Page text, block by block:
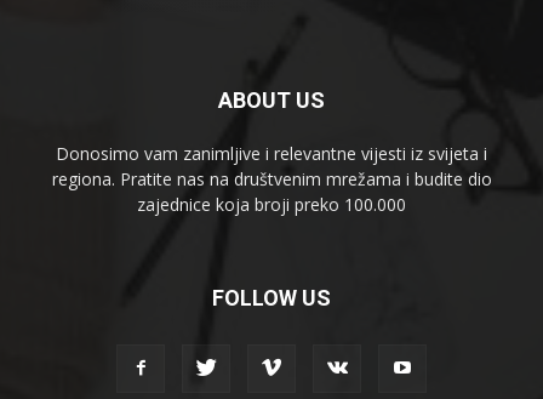
ABOUT US
Donosimo vam zanimljive i relevantne vijesti iz svijeta i
regiona. Pratite nas na društvenim mrežama i budite dio
zajednice koja broji preko 100.000
FOLLOW US